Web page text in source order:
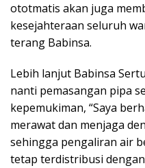
ototmatis akan juga
kesejahteraan seluruh
terang Babinsa.
Lebih lanjut Babinsa
nanti pemasangan pipa
kepemukiman, “Saya
merawat dan menjaga
sehingga pengaliran air
tetap terdistribusi